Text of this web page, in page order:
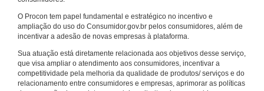
O Procon tem papel fundamental e estratégico no incentivo e
ampliação do uso do Consumidor.gov.br pelos consumidores, além de
incentivar a adesão de novas empresas à plataforma.
Sua atuação está diretamente relacionada aos objetivos desse serviço,
que visa ampliar o atendimento aos consumidores, incentivar a
competitividade pela melhoria da qualidade de produtos/ serviços e do
relacionamento entre consumidores e empresas, aprimorar as políticas